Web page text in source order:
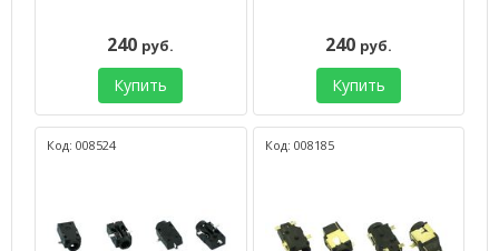
240 руб.
Купить
240 руб.
Купить
Код: 008524 Код: 008185